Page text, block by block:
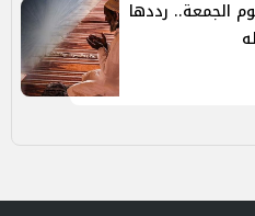
الجمعة.. رددها